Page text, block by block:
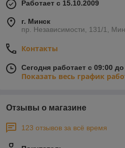
Работает с 15.10.2009
г. Минск
пр. Независимости, 131/1,
Контакты
Сегодня работает с 09:00
Показать весь график
Отзывы о магазине
123 отзывов за всё время